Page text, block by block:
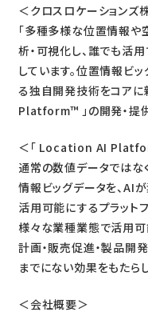
＜クロスロケーションズ
「多種多様な位置情報や
析・可視化し、誰でも活用
しています。位置情報ビ
る独自開発技術をコアに
Platform™️ 」の開発・提
＜「 Location AI
通常の数値データではな
情報ビッグデータを、AI
活用可能にするプラット
様々な業種業態で活用可
計画・販売促進・製品開
までにない効果をもたらし
＜会社概要＞